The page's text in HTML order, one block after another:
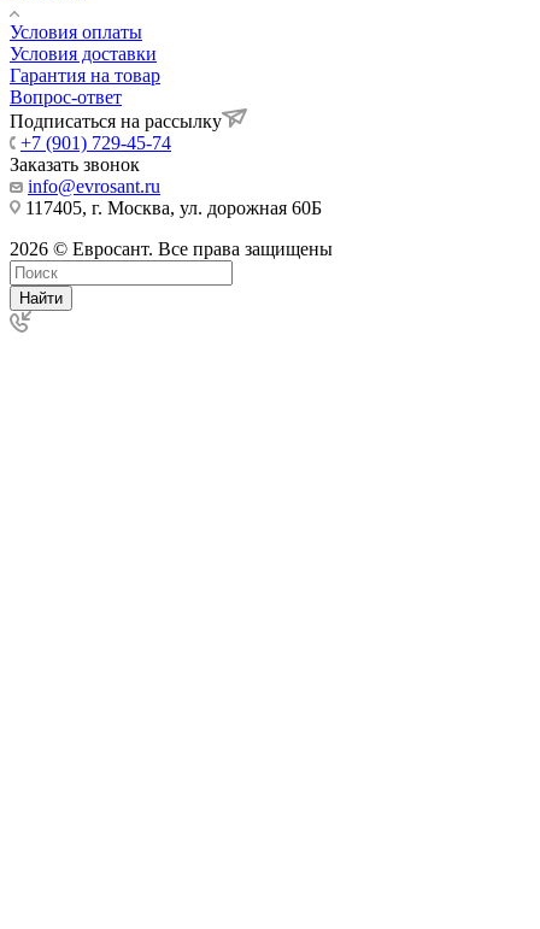
Условия оплаты
Условия доставки
Гарантия на товар
Вопрос-ответ
Подписаться на рассылку
+7 (901) 729-45-74
Заказать звонок
info@evrosant.ru
117405, г. Москва, ул. дорожная 60Б
2026 © Евросант. Все права защищены
Найти